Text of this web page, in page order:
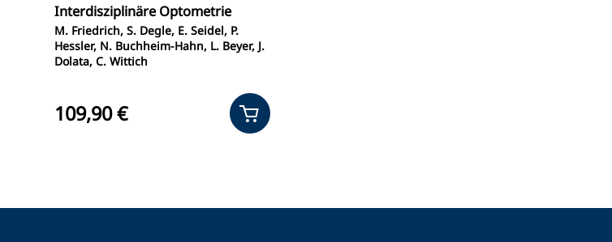
Interdisziplinäre Optometrie
M. Friedrich, S. Degle, E. Seidel, P.
Hessler, N. Buchheim-Hahn, L. Beyer, J.
Dolata, C. Wittich
109,90 €